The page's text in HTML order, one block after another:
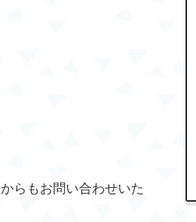
からもお問い合わせいた